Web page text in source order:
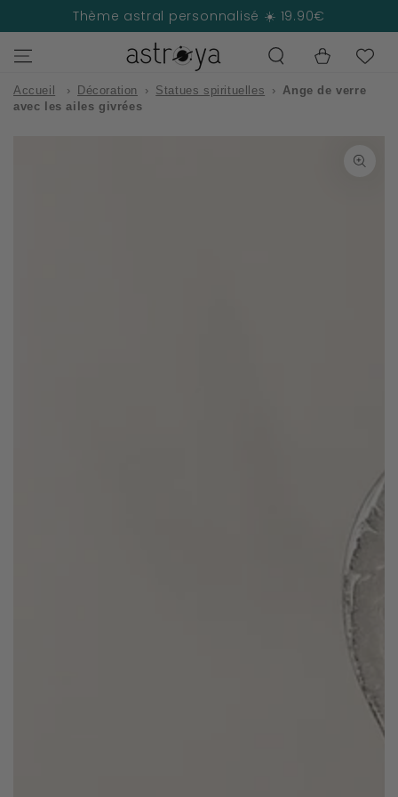
IGNORER LE
CONTENUThème astral personnalisé ☀️ 19.90€
Panier
Accueil › Décoration › Statues spirituelles › Ange de verre
avec les ailes givrées